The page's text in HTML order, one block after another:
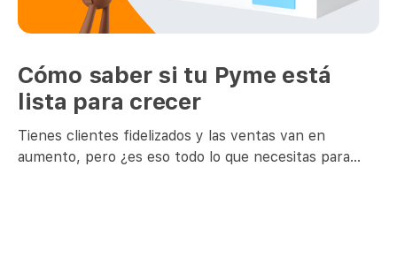
Cómo saber si tu Pyme está
lista para crecer
Tienes clientes fidelizados y las ventas van en
aumento, pero ¿es eso todo lo que necesitas para